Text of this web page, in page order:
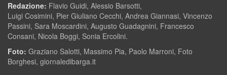
Redazione: Flavio Guidi, Alessio Barsotti,
Luigi Cosimini, Pier Giuliano Cecchi, Andrea Giannasi, Vincenzo
Passini, Sara Moscardini, Augusto Guadagnini, Francesco
Consani, Nicola Boggi, Sonia Ercolini.
Foto: Graziano Salotti, Massimo Pia, Paolo Marroni, Foto
Borghesi, giornaledibarga.it